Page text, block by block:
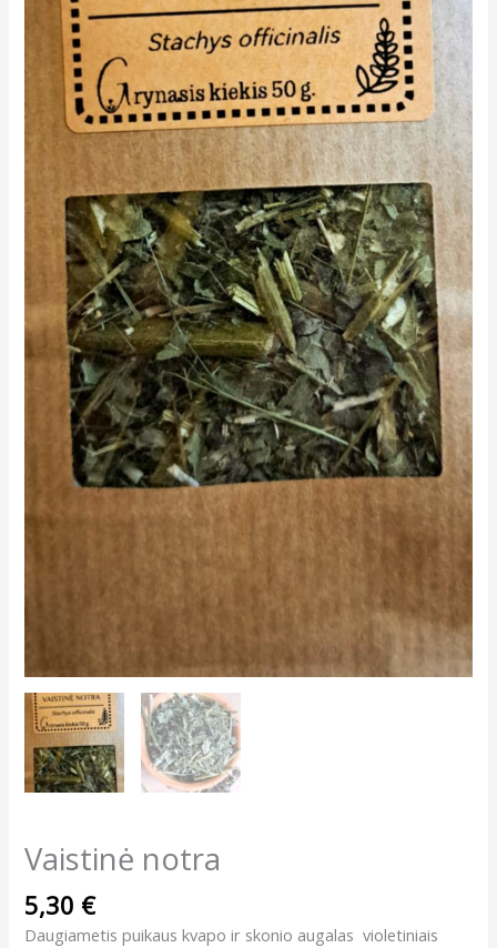
Vaistinė notra
5,30 €
Daugiametis puikaus kvapo ir skonio augalas violetiniais